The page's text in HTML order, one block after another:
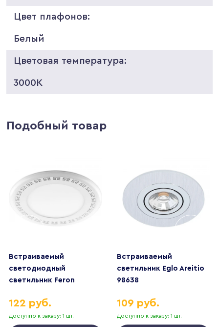
Цвет плафонов:
Белый
Цветовая температура:
3000K
Подобный товар
Встраиваемый
светодиодный
светильник Feron
Доступно к заказу: 1 шт.
122 руб.
Встраиваемый
светильник Eglo Areitio
98638
Доступно к заказу: 1 шт.
109 руб.